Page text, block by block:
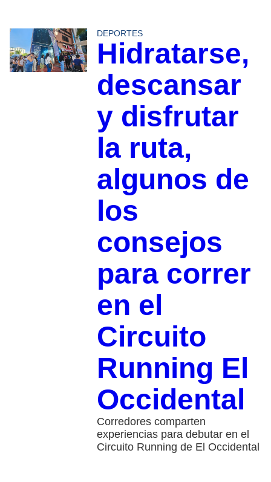
DEPORTES
Hidratarse,
descansar
y disfrutar
la ruta,
algunos de
los
consejos
para correr
en el
Circuito
Running El
Occidental
Corredores comparten
experiencias para debutar en el
Circuito Running de El Occidental